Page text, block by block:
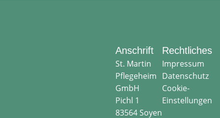
Anschrift
St. Martin
Pflegeheim
GmbH
Pichl 1
83564 Soyen
Rechtliches
Impressum
Datenschutz
Cookie-
Einstellungen